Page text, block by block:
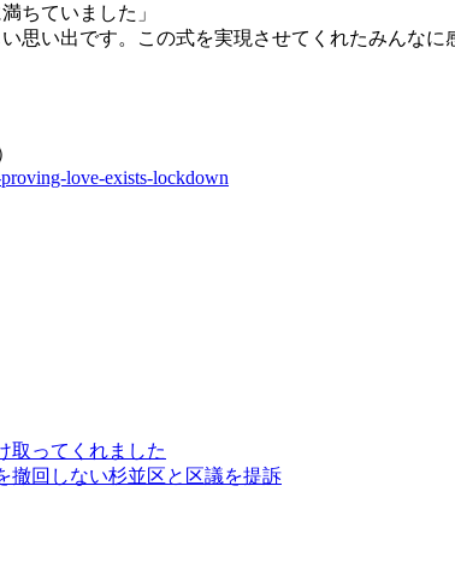
ちていました」
思い出です。この式を実現させてくれたみんなに
love-exists-lockdown
取ってくれました
撤回しない杉並区と区議を提訴